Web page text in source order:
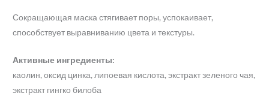
Сокращающая маска стягивает поры, успокаивает,
способствует выравниванию цвета и текстуры.
Активные ингредиенты:
каолин, оксид цинка, липоевая кислота, экстракт зеленого чая,
экстракт гингко билоба